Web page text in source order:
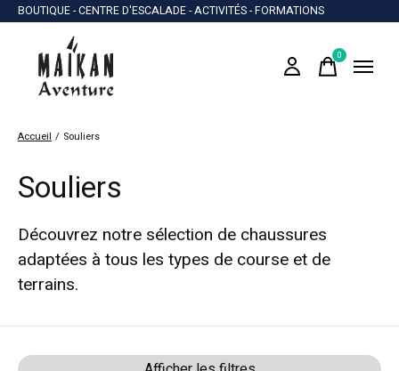
BOUTIQUE - CENTRE D'ESCALADE - ACTIVITÉS - FORMATIONS
0items
Accueil / Souliers
Souliers
Découvrez notre sélection de chaussures
adaptées à tous les types de course et de
terrains.